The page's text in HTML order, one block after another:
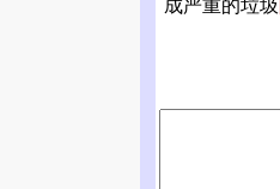
成严重的垃圾